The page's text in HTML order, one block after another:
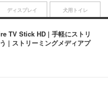
TV Stick HD | 手軽にストリ
| ストリーミングメディアプ
ディスプレイ 犬用トイレ